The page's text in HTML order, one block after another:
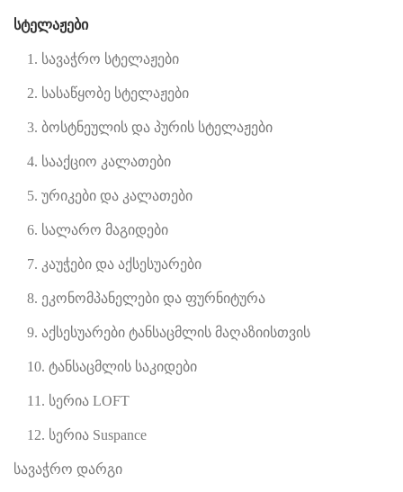
სტელაჟები
1. სავაჭრო სტელაჟები
2. სასაწყობე სტელაჟები
3. ბოსტნეულის და პურის სტელაჟები
4. სააქციო კალათები
5. ურიკები და კალათები
6. სალარო მაგიდები
7. კაუჭები და აქსესუარები
8. ეკონომპანელები და ფურნიტურა
9. აქსესუარები ტანსაცმლის მაღაზიისთვის
10. ტანსაცმლის საკიდები
11. სერია LOFT
12. სერია Suspance
სავაჭრო დარგი